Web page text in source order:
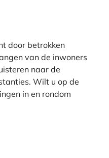
door betrokken
van de inwoners
naar de
Wilt u op de
in en rondom